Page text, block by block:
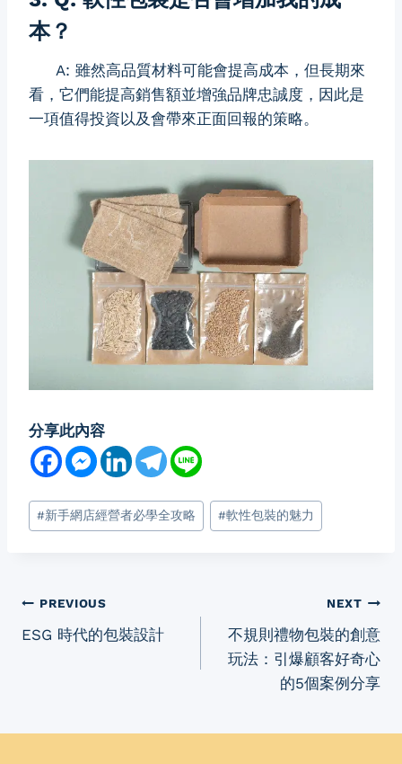
本？
A: 雖然高品質材料可能會提高成本，但長期來
看，它們能提高銷售額並增強品牌忠誠度，因此是
一項值得投資以及會帶來正面回報的策略。
分享此內容
Post
Tags:
#新手網店經營者必學全攻略 #軟性包裝的魅力
Post
navigation
PREVIOUS
ESG 時代的包裝設計
NEXT
不規則禮物包裝的創意
玩法：引爆顧客好奇心
的5個案例分享